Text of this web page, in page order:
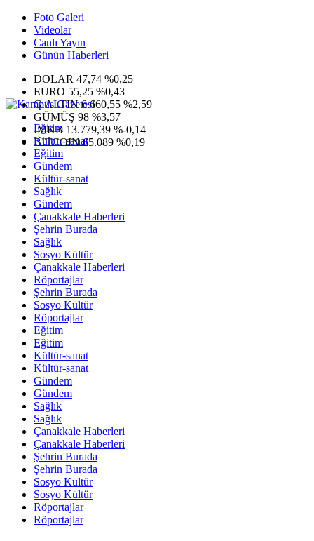
Foto Galeri
Videolar
Canlı Yayın
Günün Haberleri
DOLAR 47,74 %0,25
EURO 55,25 %0,43
G.ALTIN6.660,55 %2,59
GÜMÜŞ 98 %3,57
IMKB 13.779,39 %-0,14
BITCOIN65.089 %0,19
Eğitim
Kültür-sanat
Eğitim
Gündem
Kültür-sanat
Sağlık
Gündem
Çanakkale Haberleri
Şehrin Burada
Sağlık
Sosyo Kültür
Çanakkale Haberleri
Röportajlar
Şehrin Burada
Sosyo Kültür
Röportajlar
Eğitim
Eğitim
Kültür-sanat
Kültür-sanat
Gündem
Gündem
Sağlık
Sağlık
Çanakkale Haberleri
Çanakkale Haberleri
Şehrin Burada
Şehrin Burada
Sosyo Kültür
Sosyo Kültür
Röportajlar
Röportajlar